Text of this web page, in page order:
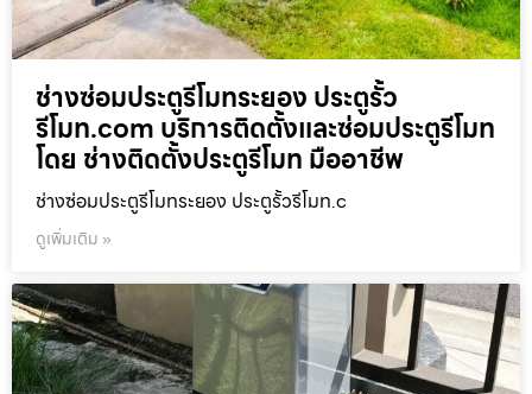
ช่างซ่อมประตูรีโมทระยอง ประตูรั้ว
รีโมท.com บริการติดตั้งและซ่อมประตูรีโมท
โดย ช่างติดตั้งประตูรีโมท มืออาชีพ
ช่างซ่อมประตูรีโมทระยอง ประตูรั้วรีโมท.c
ดูเพิ่มเติม »